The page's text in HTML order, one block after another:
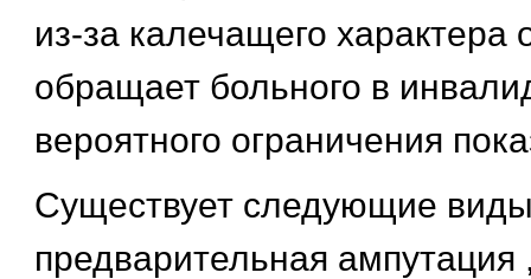
из-за калечащего характера
обращает больного в
вероятного ограничения
Существует следующие
предварительная ампутация